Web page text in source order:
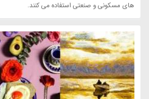
های مسکونی و صنعتی استفاده می کنند.